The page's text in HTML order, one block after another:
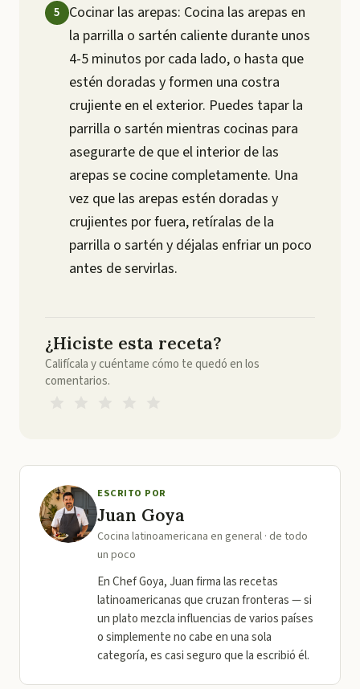
Cocinar las arepas: Cocina las arepas en
la parrilla o sartén caliente durante unos
4-5 minutos por cada lado, o hasta que
estén doradas y formen una costra
crujiente en el exterior. Puedes tapar la
parrilla o sartén mientras cocinas para
asegurarte de que el interior de las
arepas se cocine completamente. Una
vez que las arepas estén doradas y
crujientes por fuera, retíralas de la
parrilla o sartén y déjalas enfriar un poco
antes de servirlas.
¿Hiciste esta receta?
Califícala y cuéntame cómo te quedó en los
comentarios.
ESCRITO POR
Juan Goya
Cocina latinoamericana en general · de todo
un poco
En Chef Goya, Juan firma las recetas
latinoamericanas que cruzan fronteras — si
un plato mezcla influencias de varios países
o simplemente no cabe en una sola
categoría, es casi seguro que la escribió él.